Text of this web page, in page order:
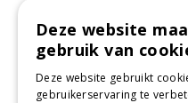
Deze website
gebruik van
Deze website gebruikt
gebruikerservaring te